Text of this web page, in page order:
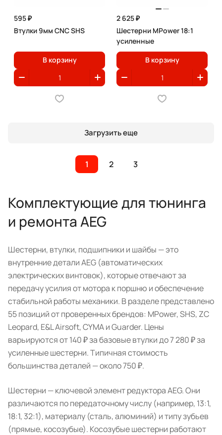
595 ₽
Втулки 9мм CNC SHS
В корзину
2 625 ₽
Шестерни MPower 18:1
усиленные
В корзину
Загрузить еще
1 2 3
Комплектующие для тюнинга
и ремонта AEG
Шестерни, втулки, подшипники и шайбы — это
внутренние детали AEG (автоматических
электрических винтовок), которые отвечают за
передачу усилия от мотора к поршню и обеспечение
стабильной работы механики. В разделе представлено
55 позиций от проверенных брендов: MPower, SHS, ZC
Leopard, E&L Airsoft, CYMA и Guarder. Цены
варьируются от 140 ₽ за базовые втулки до 7 280 ₽ за
усиленные шестерни. Типичная стоимость
большинства деталей — около 750 ₽.
Шестерни — ключевой элемент редуктора AEG. Они
различаются по передаточному числу (например, 13:1,
18:1, 32:1), материалу (сталь, алюминий) и типу зубьев
(прямые, косозубые). Косозубые шестерни работают